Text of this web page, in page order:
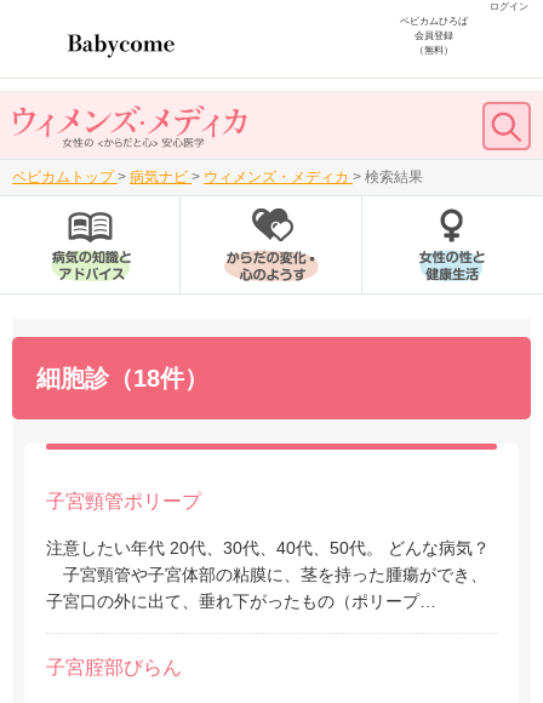
ログイン
ベビカムひろば
会員登録
（無料）
ベビカムトップ > 病気ナビ > ウィメンズ・メディカ > 検索結果
細胞診（18件）
子宮頸管ポリープ
注意したい年代 20代、30代、40代、50代。 どんな病気？
子宮頸管や子宮体部の粘膜に、茎を持った腫瘍ができ、
子宮口の外に出て、垂れ下がったもの（ポリープ…
子宮腟部びらん